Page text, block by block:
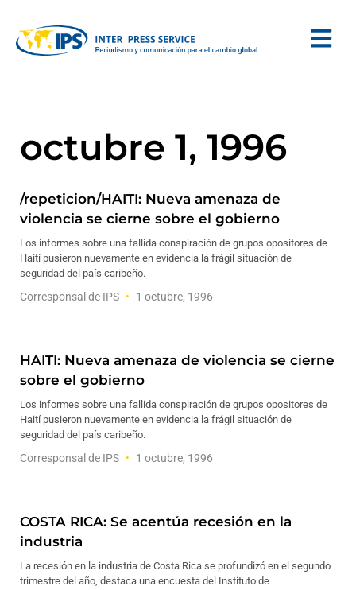
octubre 1, 1996
/repeticion/HAITI: Nueva amenaza de
violencia se cierne sobre el gobierno
Los informes sobre una fallida conspiración de grupos opositores de
Haití pusieron nuevamente en evidencia la frágil situación de
seguridad del país caribeño.
Corresponsal de IPS 1 octubre, 1996
HAITI: Nueva amenaza de violencia se cierne
sobre el gobierno
Los informes sobre una fallida conspiración de grupos opositores de
Haití pusieron nuevamente en evidencia la frágil situación de
seguridad del país caribeño.
Corresponsal de IPS 1 octubre, 1996
COSTA RICA: Se acentúa recesión en la
industria
La recesión en la industria de Costa Rica se profundizó en el segundo
trimestre del año, destaca una encuesta del Instituto de